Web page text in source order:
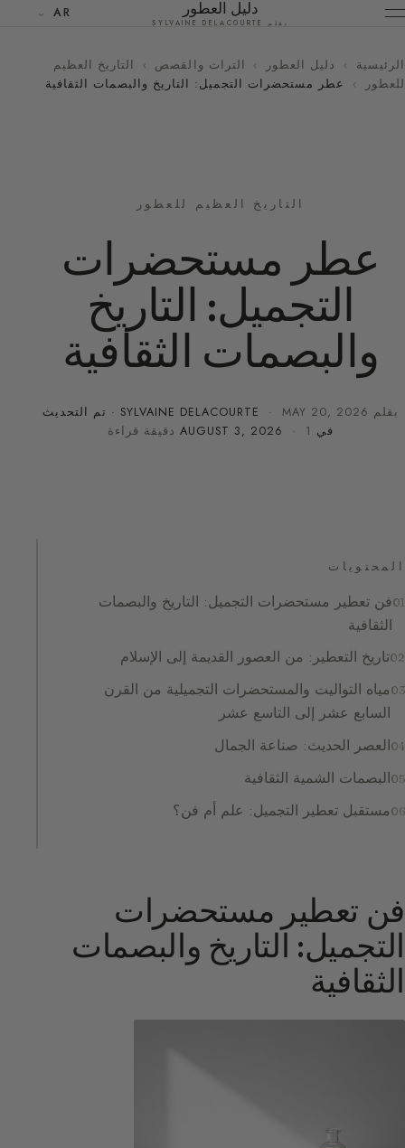
دليل العطور
بقلم SYLVAINE DELACOURTE
AR
الرئيسية › دليل العطور › التراث والقصص ›
التاريخ العظيم
للعطور
› عطر مستحضرات التجميل: التاريخ والبصمات الثقافية
التاريخ العظيم للعطور
عطر مستحضرات
التجميل: التاريخ
والبصمات الثقافية
بقلم SYLVAINE DELACOURTE ·MAY 20, 2026
· تم التحديث
في
AUGUST 3, 2026 · 1 دقيقة قراءة
المحتويات
فن تعطير مستحضرات التجميل: التاريخ والبصمات
الثقافية
تاريخ التعطير: من العصور القديمة إلى الإسلام
مياه التواليت والمستحضرات التجميلية من القرن
السابع عشر إلى التاسع عشر
العصر الحديث: صناعة الجمال
البصمات الشمية الثقافية
مستقبل تعطير التجميل: علم أم فن؟
فن تعطير مستحضرات
التجميل: التاريخ والبصمات
الثقافية